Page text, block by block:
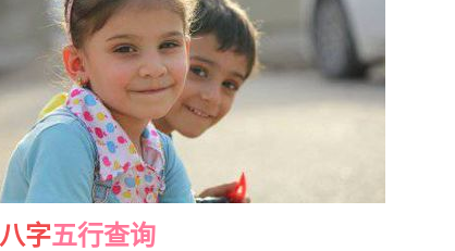
八字五行查询